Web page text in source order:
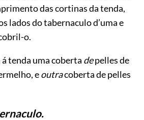
das cortinas da tenda,
lados do tabernaculo d’uma e
o.
tenda uma coberta depelles de
eoutracoberta de pelles